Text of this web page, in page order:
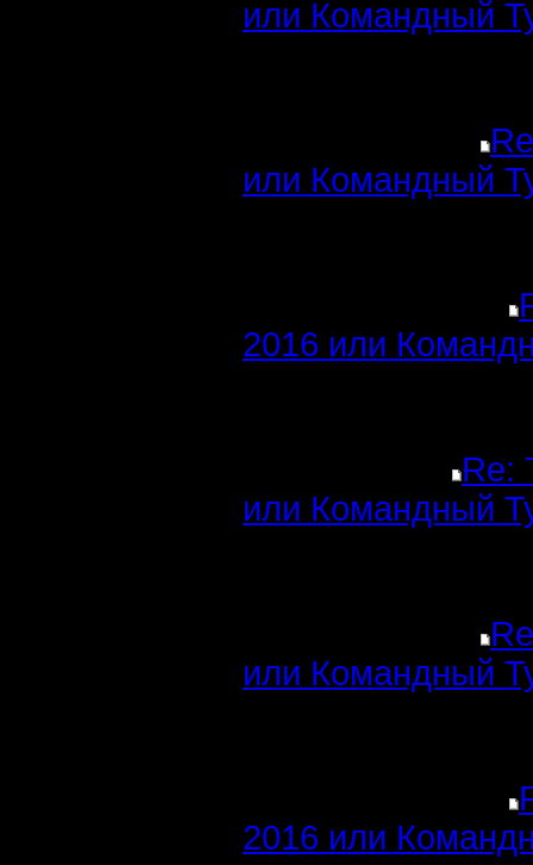
или Командный
или Командный
2016 или
Re:
или Командный
или Командный
2016 или